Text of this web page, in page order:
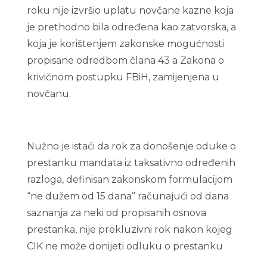
roku nije izvršio uplatu novčane kazne koja
je prethodno bila određena kao zatvorska, a
koja je korištenjem zakonske mogućnosti
propisane odredbom člana 43 a Zakona o
krivičnom postupku FBiH, zamijenjena u
novčanu.
Nužno je istaći da rok za donošenje oduke o
prestanku mandata iz taksativno određenih
razloga, definisan zakonskom formulacijom
“ne dužem od 15 dana” računajući od dana
saznanja za neki od propisanih osnova
prestanka, nije prekluzivni rok nakon kojeg
CIK ne može donijeti odluku o prestanku